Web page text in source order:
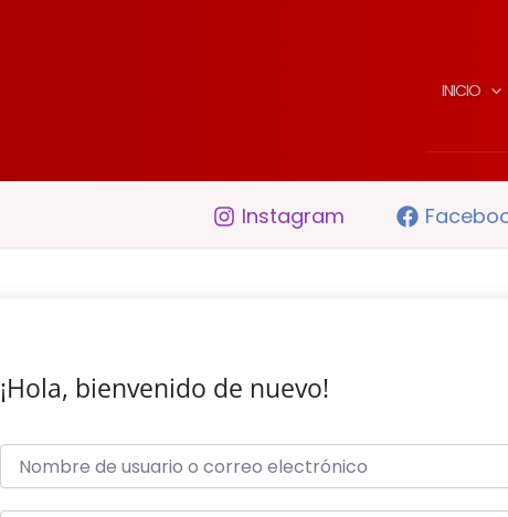
INICIO
Instagram
¡Hola, bienvenido de nuevo!